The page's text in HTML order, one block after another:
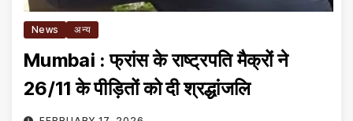
News अन्य
Mumbai : फ्रांस के राष्ट्रपति मैक्रों ने
26/11 के पीड़ितों को दी श्रद्धांजलि